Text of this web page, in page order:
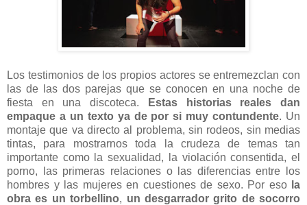
Los testimonios de los propios actores se entremezclan con
las de las dos parejas que se conocen en una noche de
fiesta en una discoteca.
Estas historias reales dan
empaque a un texto ya de por si muy contundente. Un
montaje que va directo al problema, sin rodeos, sin medias
tintas, para mostrarnos toda la crudeza de temas tan
importante como la sexualidad, la violación consentida, el
porno, las primeras relaciones o las diferencias entre los
hombres y las mujeres en cuestiones de sexo. Por eso la
obra es un torbellino, un desgarrador grito de socorro